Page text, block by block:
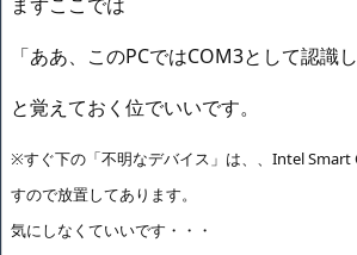
「ああ、このPCではCOM3として認識
と覚えておく位でいいです。
※すぐ下の「不明なデバイス」は、、Intel Smart
すので放置してあります。
気にしなくていいです・・・